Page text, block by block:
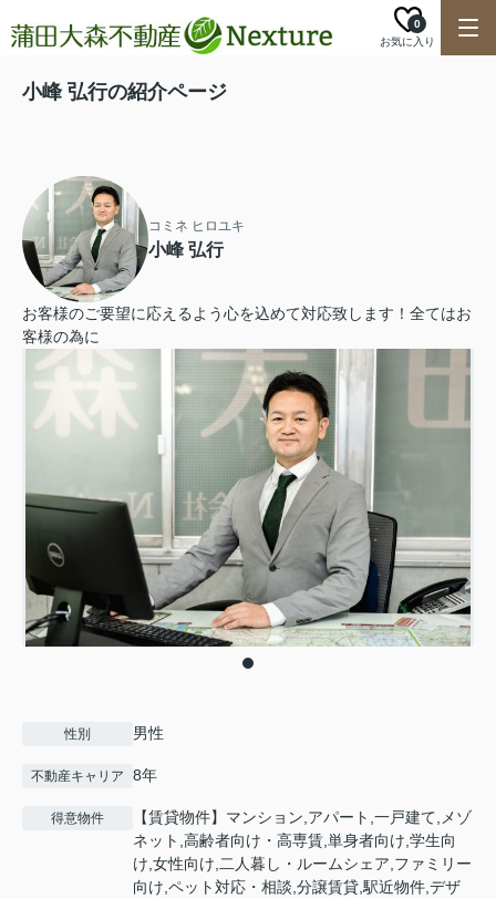
お気に入り
0
小峰 弘行の紹介ページ
コミネ ヒロユキ
小峰 弘行
お客様のご要望に応えるよう心を込めて対応致します！全てはお
客様の為に
性別 男性
不動産キャリア 8年
得意物件
【賃貸物件】マンション,アパート,一戸建て,メゾ
ネット,高齢者向け・高専賃,単身者向け,学生向
け,女性向け,二人暮し・ルームシェア,ファミリー
向け,ペット対応・相談,分譲賃貸,駅近物件,デザ